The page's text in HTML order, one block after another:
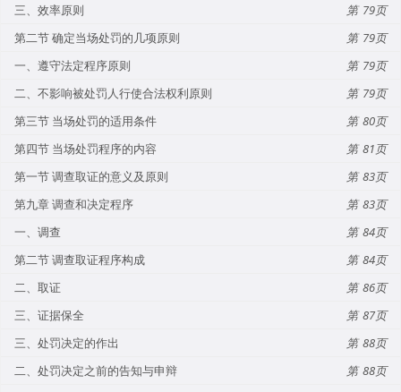
三、效率原则
79
第二节 确定当场处罚的几项原则
79
一、遵守法定程序原则
79
二、不影响被处罚人行使合法权利原则
79
第三节 当场处罚的适用条件
80
第四节 当场处罚程序的内容
81
第一节 调查取证的意义及原则
83
第九章 调查和决定程序
83
一、调查
84
第二节 调查取证程序构成
84
二、取证
86
三、证据保全
87
三、处罚决定的作出
88
二、处罚决定之前的告知与申辩
88